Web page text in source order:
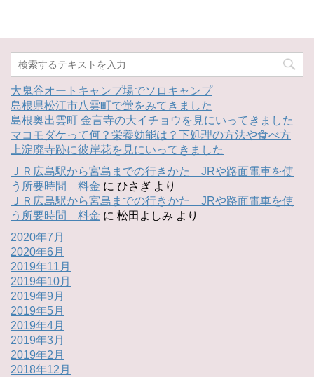
大鬼谷オートキャンプ場でソロキャンプ
島根県松江市八雲町で蛍をみてきました
島根奥出雲町 金言寺の大イチョウを見にいってきました
マコモダケって何？栄養効能は？下処理の方法や食べ方
上淀廃寺跡に彼岸花を見にいってきました
ＪＲ広島駅から宮島までの行きかた JRや路面電車を使
う所要時間 料金 に ひさぎ より
ＪＲ広島駅から宮島までの行きかた JRや路面電車を使
う所要時間 料金 に 松田よしみ より
2020年7月
2020年6月
2019年11月
2019年10月
2019年9月
2019年5月
2019年4月
2019年3月
2019年2月
2018年12月